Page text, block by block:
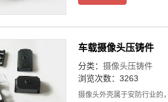
车载摄像头压铸件
分类： 摄像头压铸件
浏览次数：3263
摄像头外壳属于安防行业的